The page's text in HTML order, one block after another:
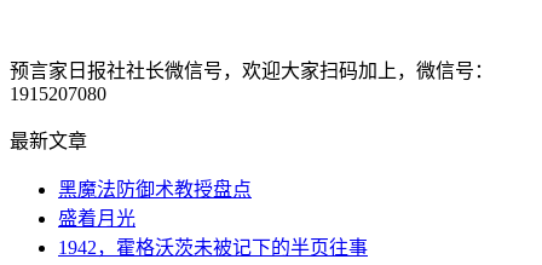
预言家日报社社长微信号，欢迎大家扫码加上，微信号：
1915207080
最新文章
黑魔法防御术教授盘点
盛着月光
1942，霍格沃茨未被记下的半页往事